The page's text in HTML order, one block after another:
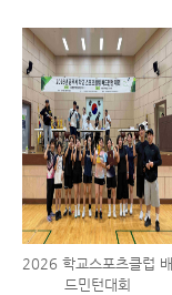
2026 학교스포츠클럽 배
드민턴대회